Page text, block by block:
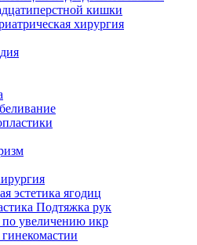
кишки
хирургия
эстетика ягодиц
Подтяжка рук
увеличению икр